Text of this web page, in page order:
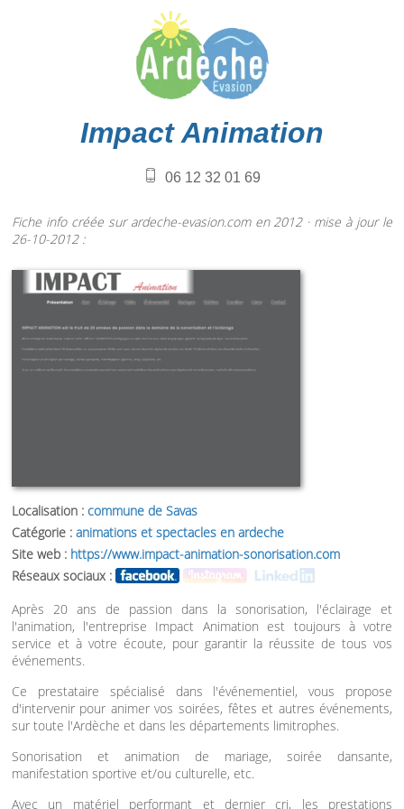
Impact Animation
06 12 32 01 69
Fiche info créée sur ardeche-evasion.com en 2012 · mise à jour le
26-10-2012 :
Localisation : commune de Savas
Catégorie : animations et spectacles en ardeche
Site web : https://www.impact-animation-sonorisation.com
Réseaux sociaux :
Après 20 ans de passion dans la sonorisation, l'éclairage et
l'animation, l'entreprise Impact Animation est toujours à votre
service et à votre écoute, pour garantir la réussite de tous vos
événements.
Ce prestataire spécialisé dans l'événementiel, vous propose
d'intervenir pour animer vos soirées, fêtes et autres événements,
sur toute l'Ardèche et dans les départements limitrophes.
Sonorisation et animation de mariage, soirée dansante,
manifestation sportive et/ou culturelle, etc.
Avec un matériel performant et dernier cri, les prestations